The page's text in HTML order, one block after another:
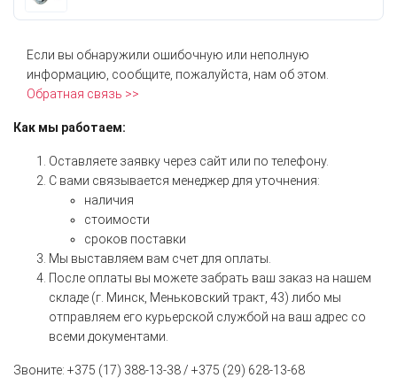
Если вы обнаружили ошибочную или неполную
информацию, сообщите, пожалуйста, нам об этом.
Обратная связь >>
Как мы работаем:
Оставляете заявку через сайт или по телефону.
С вами связывается менеджер для уточнения:
наличия
стоимости
сроков поставки
Мы выставляем вам счет для оплаты.
После оплаты вы можете забрать ваш заказ на нашем
складе (г. Минск, Меньковский тракт, 43) либо мы
отправляем его курьерской службой на ваш адрес со
всеми документами.
Звоните: +375 (17) 388-13-38 / +375 (29) 628-13-68